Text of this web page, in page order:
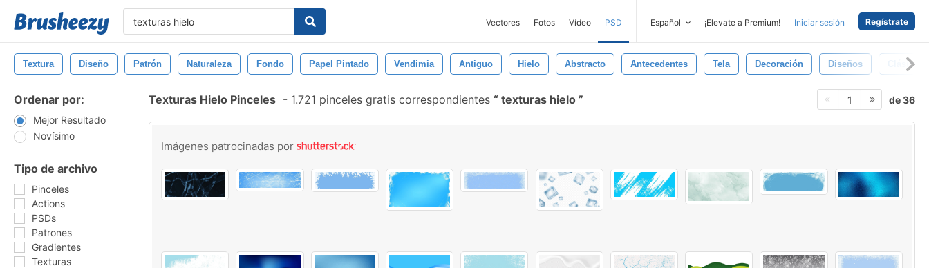
Vectores Fotos Vídeo PSD Español ¡Elevate a Premium! Iniciar sesión Regístrate
Textura Diseño Patrón Naturaleza Fondo Papel Pintado Vendimia Antiguo Hielo Abstracto Antecedentes Tela Decoración Diseños Clásico
Ordenar por:
Mejor Resultado
Novísimo
Tipo de archivo
Pinceles
Actions
PSDs
Patrones
Gradientes
Texturas
Texturas Hielo Pinceles - 1.721 pinceles gratis correspondientes texturas hielo 1 de 36
Imágenes patrocinadas por